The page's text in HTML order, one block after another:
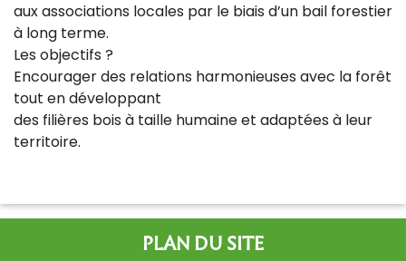
aux associations locales par le biais d’un bail forestier
à long terme.
Les objectifs ?
Encourager des relations harmonieuses avec la forêt
tout en développant
des filières bois à taille humaine et adaptées à leur
territoire.
PLAN DU SITE